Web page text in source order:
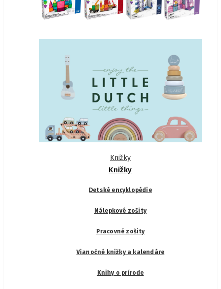
Knižky
Knižky
Detské encyklopédie
Nálepkové zošity
Pracovné zošity
Vianočné knižky a kalendáre
Knihy o prírode